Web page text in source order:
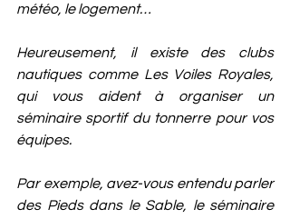
météo, le logement…
Heureusement, il existe des clubs
nautiques comme Les Voiles Royales,
qui vous aident à organiser un
séminaire sportif du tonnerre pour vos
équipes.
Par exemple, avez-vous entendu parler
des Pieds dans le Sable, le séminaire